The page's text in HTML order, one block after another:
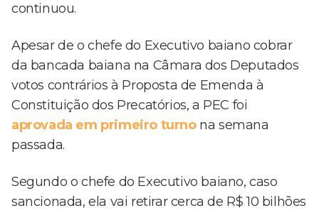
continuou.
Apesar de o chefe do Executivo baiano cobrar
da bancada baiana na Câmara dos Deputados
votos contrários à Proposta de Emenda à
Constituição dos Precatórios, a PEC foi
aprovada em primeiro turnona semana
passada.
Segundo o chefe do Executivo baiano, caso
sancionada, ela vai retirar cerca de R$ 10 bilhões